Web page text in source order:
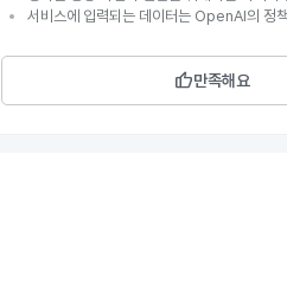
서비스에 입력되는 데이터는 OpenAI의 정
thumb_up만족해요